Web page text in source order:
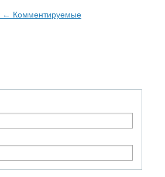
← Комментируемые